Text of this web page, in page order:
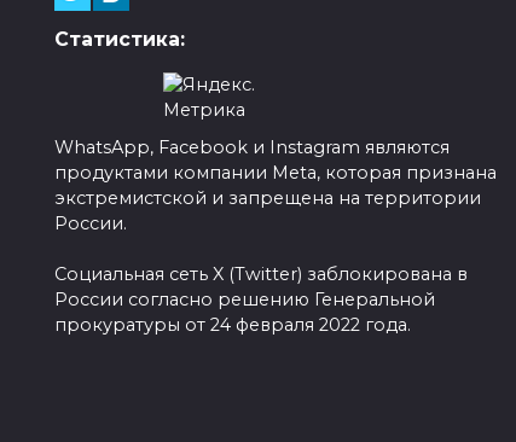
Статистика:
WhatsApp, Facebook и Instagram являются
продуктами компании Meta, которая признана
экстремистской и запрещена на территории
России.
Социальная сеть X (Twitter) заблокирована в
России согласно решению Генеральной
прокуратуры от 24 февраля 2022 года.